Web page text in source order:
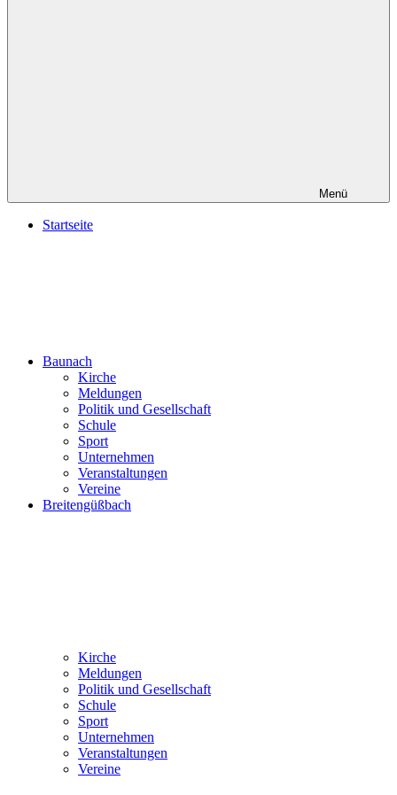
Menü
Startseite
Baunach
Kirche
Meldungen
Politik und Gesellschaft
Schule
Sport
Unternehmen
Veranstaltungen
Vereine
Breitengüßbach
Kirche
Meldungen
Politik und Gesellschaft
Schule
Sport
Unternehmen
Veranstaltungen
Vereine